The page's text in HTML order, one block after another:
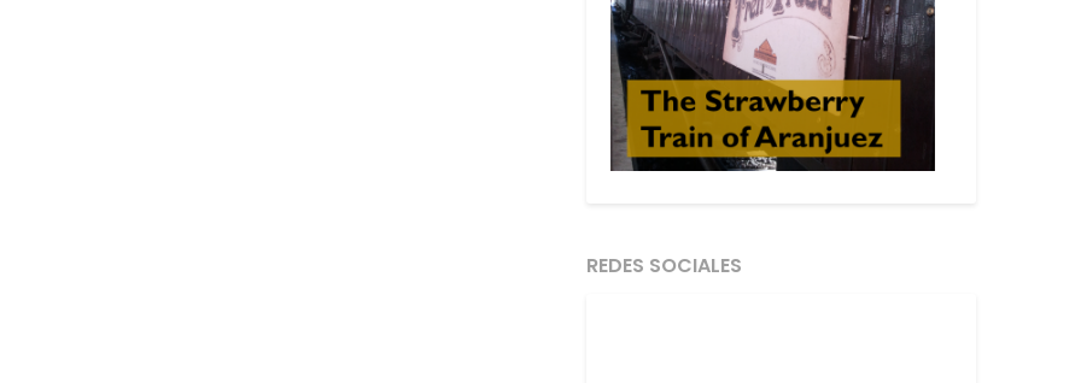
REDES SOCIALES